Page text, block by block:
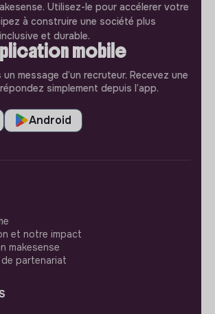
Utilisez-le pour accélerer votre
à construire une société plus
et durable.
mobile
message d’un recruteur. Recevez une
simplement depuis l’app.
Android
et notre impact
makesense
partenariat